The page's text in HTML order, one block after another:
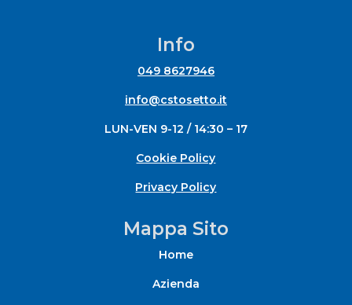
Info
049 8627946
info@cstosetto.it
LUN-VEN 9-12 / 14:30 – 17
Cookie Policy
Privacy Policy
Mappa Sito
Home
Azienda